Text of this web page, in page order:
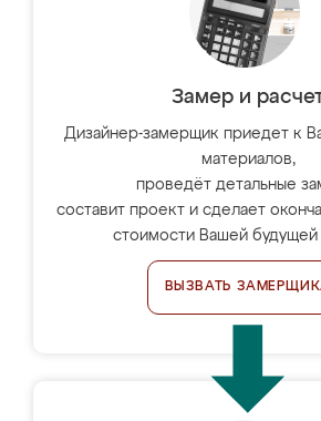
Замер и
Дизайнер-замерщик приедет к
материалов,
проведёт детальные
составит проект и сделает
стоимости Вашей
ВЫЗВАТЬ